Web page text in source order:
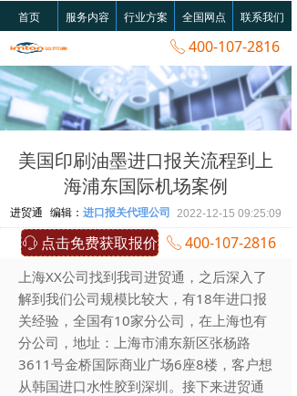
ꂅ 400-107-2816
首页 服务内容 行业方案 全国网点 联系我们
美国印刷油墨进口报关流程到上
海浦东国际机场案例
上海XX公司找到我司进贸通，之后深入了
解到我们公司规模比较大，有18年进口报
关经验，全国有10家分公司，在上海也有
分公司，地址：上海市浦东新区张杨路
3611号金桥国际商业广场6座8楼，客户想
从韩国进口水性胶到深圳。接下来进贸通
2022-12-15 09:25:09
进贸通 编辑： 进口报关代理公司
ꁱ 点击免费获取报价 ꂅ 400-107-2816